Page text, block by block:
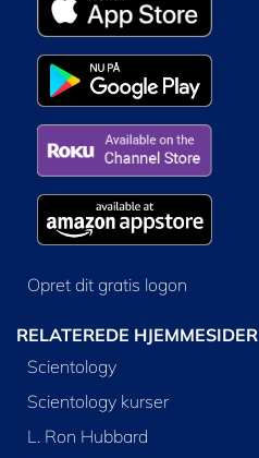
Opret dit gratis logon
RELATEREDE HJEMMESIDER
Scientology
Scientology kurser
L. Ron Hubbard